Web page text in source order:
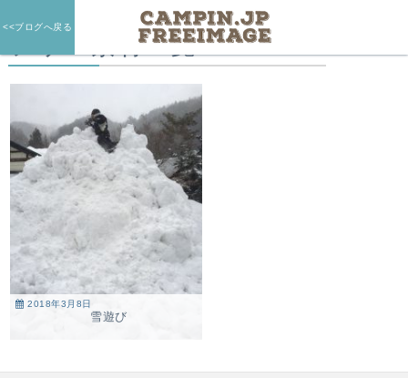
<<ブログへ戻る
フリー素材一覧
2018年3月8日
雪遊び